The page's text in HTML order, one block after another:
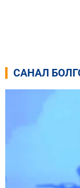
САНАЛ